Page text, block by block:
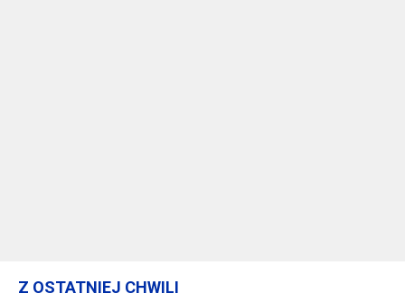
Z OSTATNIEJ CHWILI